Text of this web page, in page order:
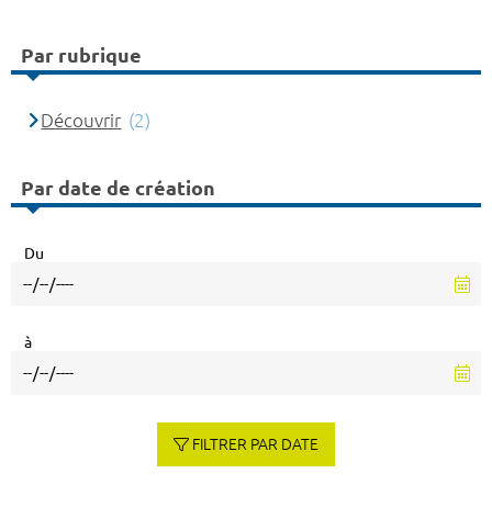
Par rubrique
Découvrir (2)
Par date de création
Du
à
FILTRER PAR DATE